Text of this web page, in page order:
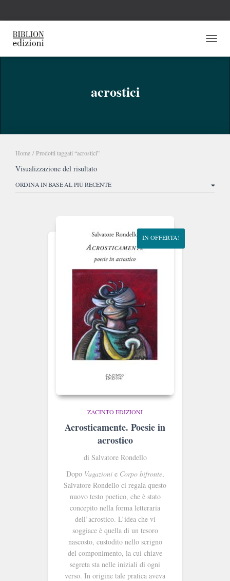
acrostici
Home / Prodotti taggati “acrostici”
Visualizzazione del risultato
IN OFFERTA!
ZACINTO EDIZIONI
Acrosticamente. Poesie in
acrostico
di Salvatore Rondello
Dopo Vagazionie Corpo bifronte,
Salvatore Rondello ci regala questo
nuovo testo poetico, che è stato
concepito nella forma letteraria
dell’acrostico. L’idea che vi
soggiace è quella di un tesoro
nascosto, custodito nello scrigno
del componimento, la cui chiave
segreta sta nelle iniziali di ogni
verso. In origine tale pratica aveva